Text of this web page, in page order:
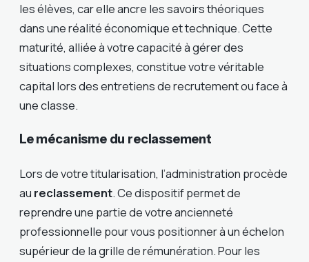
les élèves, car elle ancre les savoirs théoriques
dans une réalité économique et technique. Cette
maturité, alliée à votre capacité à gérer des
situations complexes, constitue votre véritable
capital lors des entretiens de recrutement ou face à
une classe.
Le mécanisme du reclassement
Lors de votre titularisation, l’administration procède
au reclassement. Ce dispositif permet de
reprendre une partie de votre ancienneté
professionnelle pour vous positionner à un échelon
supérieur de la grille de rémunération. Pour les